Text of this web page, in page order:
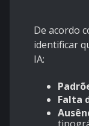
De acordo
identificar
IA:
Falta